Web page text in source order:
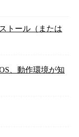
トール（または
、動作環境が知